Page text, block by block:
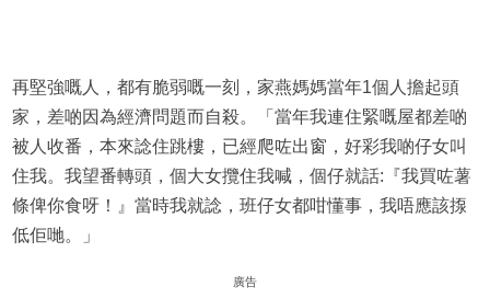
再堅強嘅人，都有脆弱嘅一刻，家燕媽媽當年1個人擔起頭
家，差啲因為經濟問題而自殺。「當年我連住緊嘅屋都差啲
被人收番，本來諗住跳樓，已經爬咗出窗，好彩我啲仔女叫
住我。我望番轉頭，個大女攬住我喊，個仔就話:『我買咗薯
條俾你食呀！』當時我就諗，班仔女都咁懂事，我唔應該揼
低佢哋。」
廣告